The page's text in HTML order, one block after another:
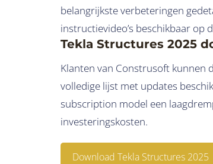
belangrijkste verbeteringen
instructievideo’s beschikbaar op
Tekla Structures 2025
Klanten van Construsoft kunnen
volledige lijst met updates
subscription model een
investeringskosten.
Download Tekla Structures 2025